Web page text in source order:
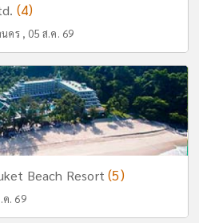
(4)
คร , 05 ส.ค. 69
Beach Resort(5)
ค. 69